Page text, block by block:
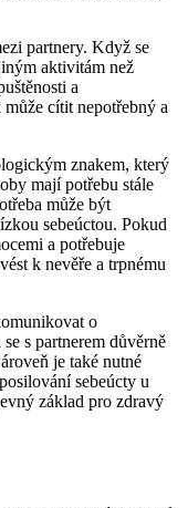
partnery. Když se
aktivitám než
a
může cítit nepotřebný a
znakem, který
mají potřebu stále
může být
sebeúctou. Pokud
a potřebuje
k nevěře a trpnému
o
s partnerem důvěrně
je také nutné
sebeúcty u
základ pro zdravý